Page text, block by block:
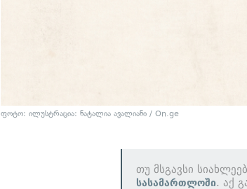
ფოტო: ილუსტრაცია: ნატალია ავალიანი / On.ge
თუ მსგავსი
სასამართლოში. აქ